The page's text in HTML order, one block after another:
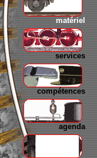
matériel
services
compétences
agenda